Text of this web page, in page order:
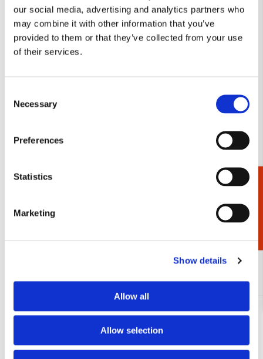
our social media, advertising and analytics partners who
may combine it with other information that you’ve
provided to them or that they’ve collected from your use
of their services.
Selection
Necessary
Preferences
Statistics
Marketing
Show details
Allow all
Allow selection
verlanglijst
Pastorie de Elleboog
Cadeaukiezer